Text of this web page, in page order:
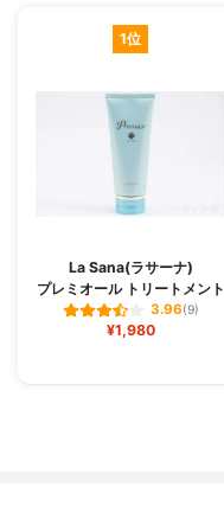
1位
La Sana(ラサーナ)
プレミオール トリートメント
3.96(9)
¥1,980